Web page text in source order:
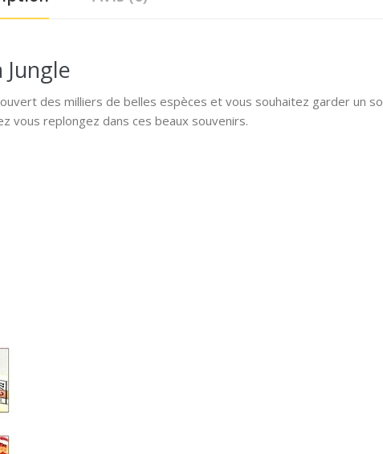
des milliers de belles espèces et vous souhaitez garder un
vous replongez dans ces beaux souvenirs.